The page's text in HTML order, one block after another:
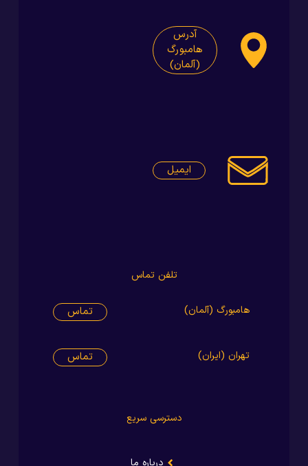
دسترسی سریع
درباره ما
تلفن تماس
هامبورگ (آلمان) تماس
تهران (ایران) تماس
آدرس
هامبورگ
(آلمان)
ایمیل